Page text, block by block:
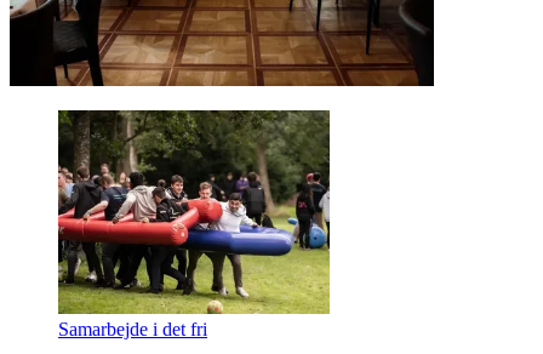
Samarbejde i det fri